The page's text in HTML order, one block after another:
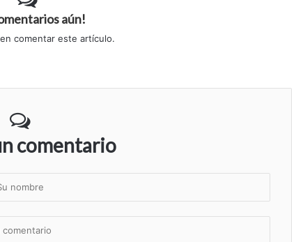
aún!
comentar este artículo.
comentario